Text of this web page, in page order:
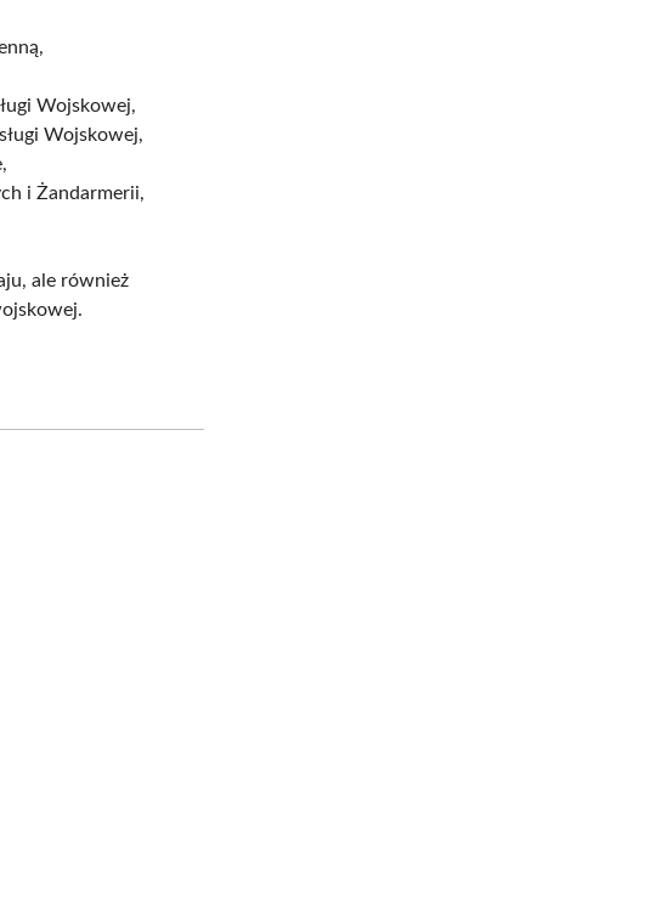
Wojskowej,
Wojskowej,
i Żandarmerii,
ale również